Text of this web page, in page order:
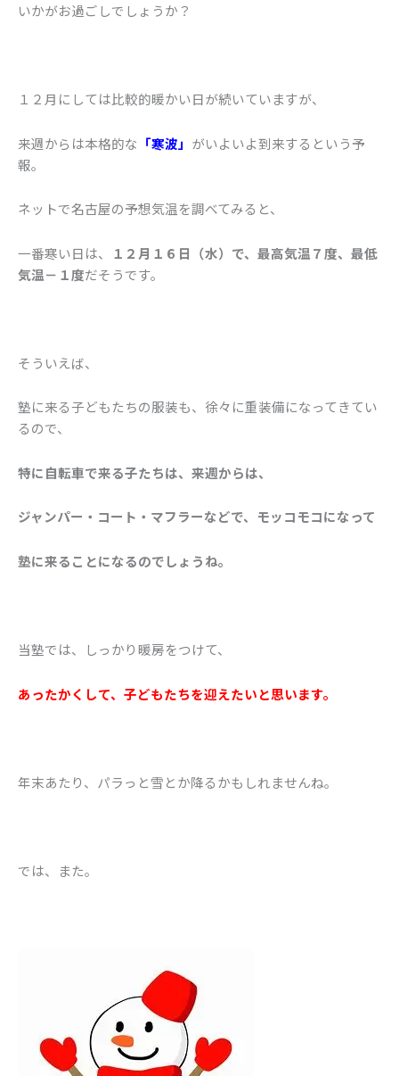
いかがお過ごしでしょうか？
１２月にしては比較的暖かい日が続いていますが、
来週からは本格的な 「寒波」 がいよいよ到来するという予
報。
ネットで名古屋の予想気温を調べてみると、
一番寒い日は、
１２月１６日（水）で、最高気温７度、最低
気温－１度だそうです。
そういえば、
塾に来る子どもたちの服装も、徐々に重装備になってきてい
るので、
特に自転車で来る子たちは、来週からは、
ジャンパー・コート・マフラーなどで、モッコモコになって
塾に来ることになるのでしょうね。
当塾では、しっかり暖房をつけて、
あったかくして、子どもたちを迎えたいと思います。
年末あたり、パラっと雪とか降るかもしれませんね。
では、また。